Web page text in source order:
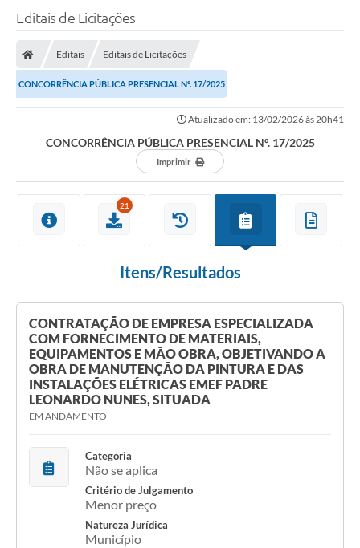
Editais de Licitações
Editais Editais de Licitações
CONCORRÊNCIA PÚBLICA PRESENCIAL Nº. 17/2025
Atualizado em: 13/02/2026 às 20h41
CONCORRÊNCIA PÚBLICA PRESENCIAL Nº. 17/2025
Imprimir
21
Itens/Resultados
CONTRATAÇÃO DE EMPRESA ESPECIALIZADA
COM FORNECIMENTO DE MATERIAIS,
EQUIPAMENTOS E MÃO OBRA, OBJETIVANDO A
OBRA DE MANUTENÇÃO DA PINTURA E DAS
INSTALAÇÕES ELÉTRICAS EMEF PADRE
LEONARDO NUNES, SITUADA
EM ANDAMENTO
Categoria
Não se aplica
Critério de Julgamento
Menor preço
Natureza Jurídica
Município